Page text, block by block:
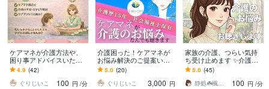
ケアマネが介護方法や、
困り事アドバイスいたし
ます ちょっと教えて！介
護のお悩みや疑問、お話
ししましょう⭐︎
4.9 (42)
ぐりじいこ
100 円 /分
介護困った！ケアマネが
お悩み解決のご提案いた
します 元ケアマネです。
在宅介護の困りごと、ご
相談を文字にて承ります
5.0 (20)
ぐりじいこ
3,000 円
家族の介護、つらい気持
ち受け止めます ✨介護疲
れ/不安/お悩み/介護福祉士
が親身にお聴きします！
5.0 (45)
静処☘️楓の家
100 円 /分